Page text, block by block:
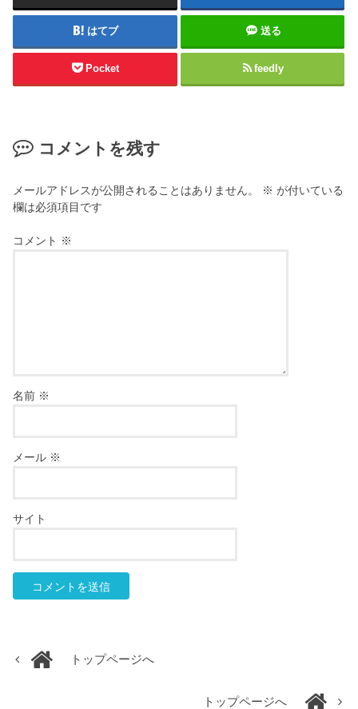
はてブ 送る
Pocket feedly
コメントを残す
メールアドレスが公開されることはありません。 ※ が付いている
欄は必須項目です
コメント ※
名前 ※
メール ※
サイト
トップページへ
トップページへ